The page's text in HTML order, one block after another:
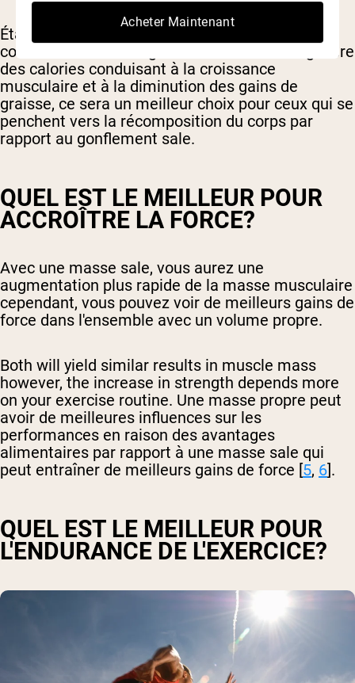
Étant donné que le gonflement propre se
concentre sur une augmentation lente et régulière
des calories conduisant à la croissance
musculaire et à la diminution des gains de
graisse, ce sera un meilleur choix pour ceux qui se
penchent vers la récomposition du corps par
rapport au gonflement sale.
QUEL EST LE MEILLEUR POUR
ACCROÎTRE LA FORCE?
Avec une masse sale, vous aurez une
augmentation plus rapide de la masse musculaire
cependant, vous pouvez voir de meilleurs gains de
force dans l'ensemble avec un volume propre.
Both will yield similar results in muscle mass
however, the increase in strength depends more
on your exercise routine. Une masse propre peut
avoir de meilleures influences sur les
performances en raison des avantages
alimentaires par rapport à une masse sale qui
peut entraîner de meilleurs gains de force [5, 6].
QUEL EST LE MEILLEUR POUR
L'ENDURANCE DE L'EXERCICE?
Acheter Maintenant